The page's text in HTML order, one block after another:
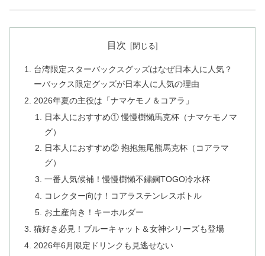
目次
台湾限定スターバックスグッズはなぜ日本人に人気？
ーバックス限定グッズが日本人に人気の理由
2026年夏の主役は「ナマケモノ＆コアラ」
日本人におすすめ① 慢慢樹懶馬克杯（ナマケモノマ
グ）
日本人におすすめ② 抱抱無尾熊馬克杯（コアラマ
グ）
一番人気候補！慢慢樹懶不鏽鋼TOGO冷水杯
コレクター向け！コアラステンレスボトル
お土産向き！キーホルダー
猫好き必見！ブルーキャット＆女神シリーズも登場
2026年6月限定ドリンクも見逃せない